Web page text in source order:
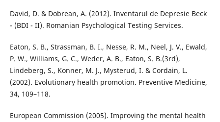
David, D. & Dobrean, A. (2012). Inventarul de Depresie Beck
- (BDI - II). Romanian Psychological Testing Services.
Eaton, S. B., Strassman, B. I., Nesse, R. M., Neel, J. V., Ewald,
P. W., Williams, G. C., Weder, A. B., Eaton, S. B.(3rd),
Lindeberg, S., Konner, M. J., Mysterud, I. & Cordain, L.
(2002). Evolutionary health promotion. Preventive Medicine,
34, 109–118.
European Commission (2005). Improving the mental health